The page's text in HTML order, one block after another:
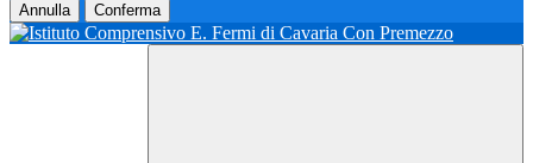
Annulla Conferma